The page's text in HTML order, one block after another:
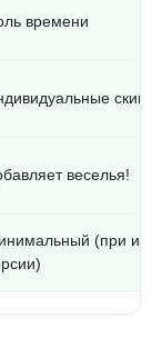
времени
веселья!
(при